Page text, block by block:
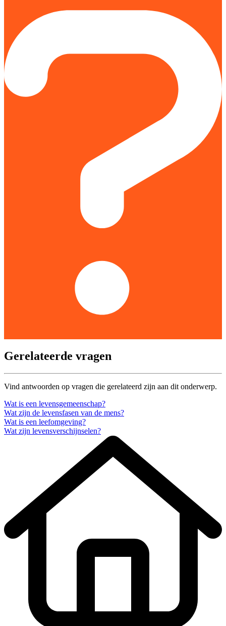
Gerelateerde vragen
Vind antwoorden op vragen die gerelateerd zijn aan dit onderwerp.
Wat is een levensgemeenschap?
Wat zijn de levensfasen van de mens?
Wat is een leefomgeving?
Wat zijn levensverschijnselen?